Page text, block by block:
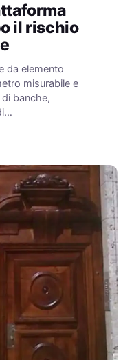
il rischio
da elemento
misurabile e
banche,